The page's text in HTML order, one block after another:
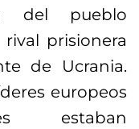
del pueblo
prisionera
de Ucrania.
europeos
estaban